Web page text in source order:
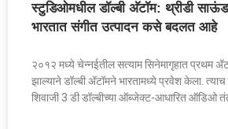
स्टुडिओमधील डॉल्बी अ‍ॅटॉम: थ्रीडी
भारतात संगीत उत्पादन कसे बदलत आहे
२०१२ मध्ये चेन्नईतील सत्याम सिनेमागृहात प्रथम
झाल्याने डॉल्बी अ‍ॅटॉमने भारतामध्ये प्रवेश केला. त्याच
शिवाजी 3 डी डॉल्बीच्या ऑब्जेक्ट-आधारित ऑडिओ